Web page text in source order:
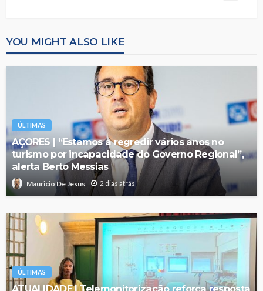
YOU MIGHT ALSO LIKE
ÚLTIMAS
AÇORES | “Estamos a regredir vários anos no
turismo por incapacidade do Governo Regional”,
alerta Berto Messias
Mauricio De Jesus 2 dias atrás
ÚLTIMAS